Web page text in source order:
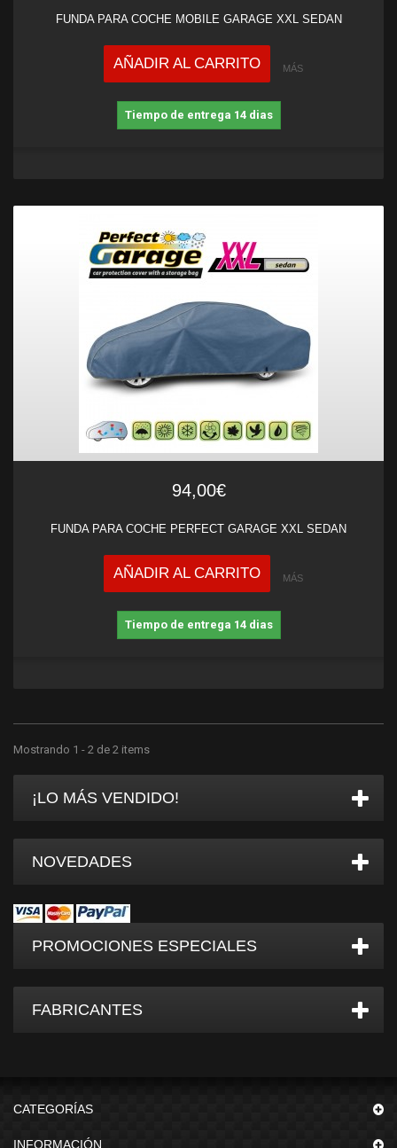
FUNDA PARA COCHE MOBILE GARAGE XXL SEDAN
AÑADIR AL CARRITO MÁS
Tiempo de entrega 14 dias
94,00€
FUNDA PARA COCHE PERFECT GARAGE XXL SEDAN
AÑADIR AL CARRITO MÁS
Tiempo de entrega 14 dias
Mostrando 1 - 2 de 2 items
¡LO MÁS VENDIDO!
NOVEDADES
PROMOCIONES ESPECIALES
FABRICANTES
CATEGORÍAS
INFORMACIÓN